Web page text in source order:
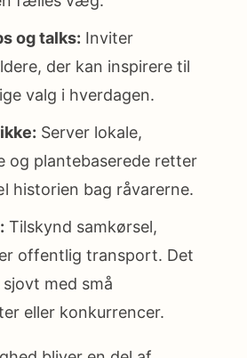
og talks: Inviter
der kan inspirere til
valg i hverdagen.
Server lokale,
og plantebaserede retter
historien bag råvarerne.
Tilskynd samkørsel,
offentlig transport. Det
med små
eller konkurrencer.